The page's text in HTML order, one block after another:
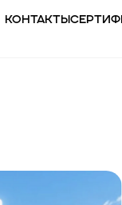
Контакты